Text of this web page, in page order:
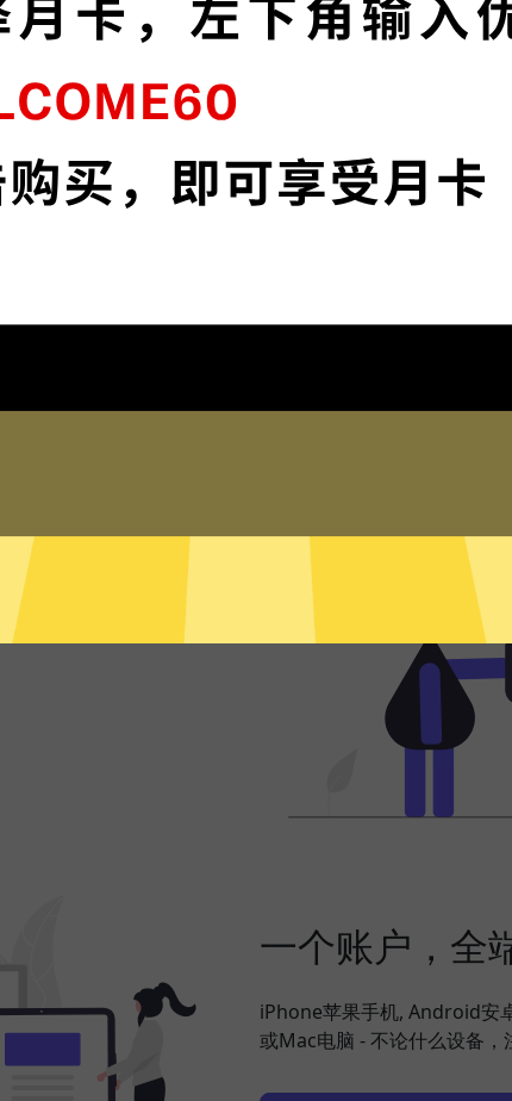
卓越的加密技术
永久加速器采用最前沿的数据加密技术，使
您全面掌控您的网络隐私与安全。
下载永久加速器App
置
交网络、海淘购物、发
此基础上更好地保护您
一个账户，全
iPhone苹果手机, Android安
或Mac电脑 - 不论什么设备